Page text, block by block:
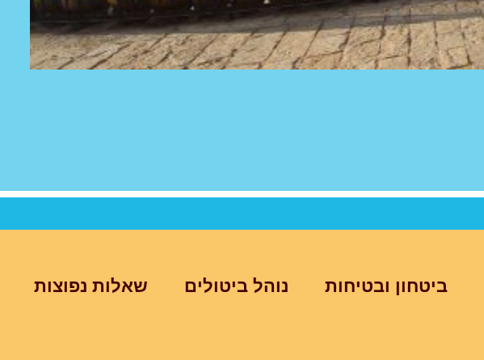
ביטחון ובטיחות נוהל ביטולים
שאלות נפוצות